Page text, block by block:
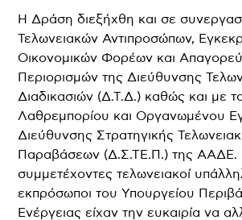
Η Δράση διεξήχθη και σε
Τελωνειακών Αντιπροσώπων,
Οικονομικών Φορέων και
Περιορισμών της Διεύθυνσης
Διαδικασιών (Δ.Τ.Δ.) καθώς και με
Λαθρεμπορίου και Οργανωμένου
Διεύθυνσης Στρατηγικής
Παραβάσεων (Δ.Σ.ΤΕ.Π.) της ΑΑΔΕ.
συμμετέχοντες τελωνειακοί
εκπρόσωποι του Υπουργείου
Ενέργειας είχαν την ευκαιρία να